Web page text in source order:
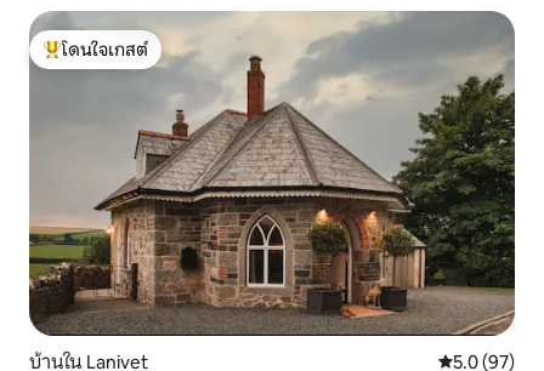
โดนใจเกสต์ที่สุด
โดนใจเกสต์
บ้านใน Lanivet คะแนนเฉลี่ย
5.0 (97)